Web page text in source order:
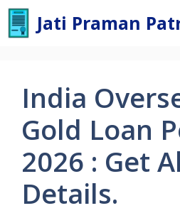
Skip
content
Jati Praman
India
Gold Loan
2026 : Get
Details.